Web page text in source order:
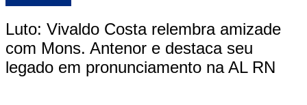
Luto: Vivaldo Costa relembra amizade
com Mons. Antenor e destaca seu
legado em pronunciamento na AL RN